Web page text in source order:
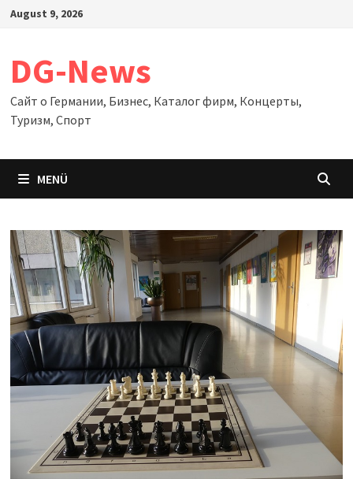
Zum
August 9, 2026
DG-News
Сайт о Германии, Бизнес, Каталог фирм, Концерты,
Туризм, Спорт
MENÜ